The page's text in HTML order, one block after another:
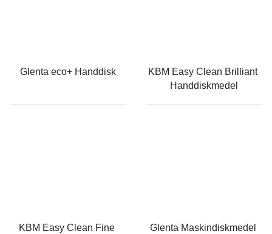
Glenta eco+ Handdisk
KBM Easy Clean Brilliant
Handdiskmedel
KBM Easy Clean Fine
Glenta Maskindiskmedel